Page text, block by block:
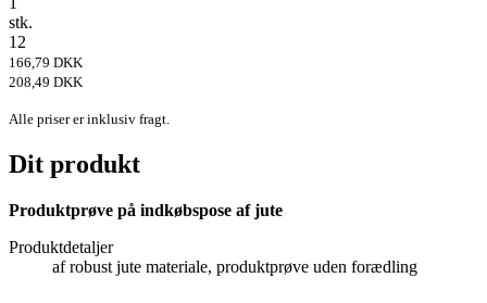
stk.
12
166,79 DKK
208,49 DKK
Alle priser er inklusiv fragt.
Dit produkt
Produktprøve på indkøbspose af jute
Produktdetaljer
af robust jute materiale, produktprøve uden forædling